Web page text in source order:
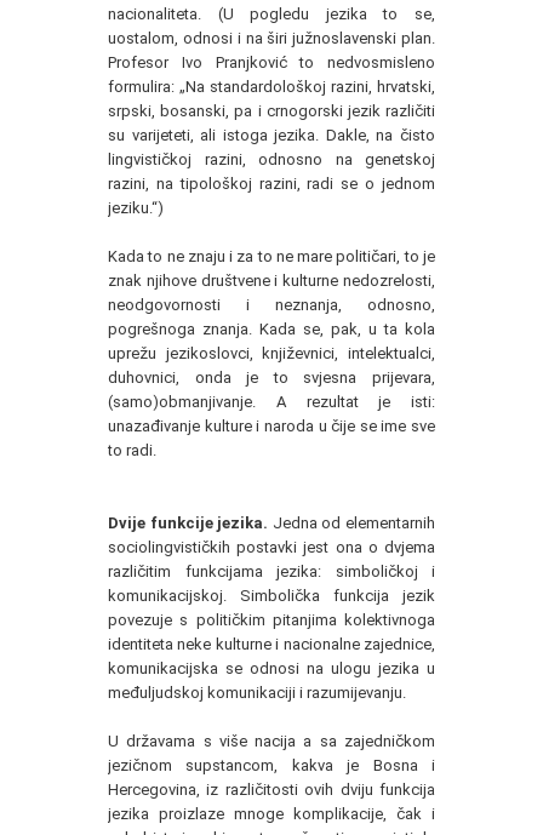
nacionaliteta. (U pogledu jezika to se,
uostalom, odnosi i na širi južnoslavenski plan.
Profesor Ivo Pranjković to nedvosmisleno
formulira: „Na standardološkoj razini, hrvatski,
srpski, bosanski, pa i crnogorski jezik različiti
su varijeteti, ali istoga jezika. Dakle, na čisto
lingvističkoj razini, odnosno na genetskoj
razini, na tipološkoj razini, radi se o jednom
jeziku.“)
Kada to ne znaju i za to ne mare političari, to je
znak njihove društvene i kulturne nedozrelosti,
neodgovornosti i neznanja, odnosno,
pogrešnoga znanja. Kada se, pak, u ta kola
uprežu jezikoslovci, književnici, intelektualci,
duhovnici, onda je to svjesna prijevara,
(samo)obmanjivanje. A rezultat je isti:
unazađivanje kulture i naroda u čije se ime sve
to radi.
Dvije funkcije jezika. Jedna od elementarnih
sociolingvističkih postavki jest ona o dvjema
različitim funkcijama jezika: simboličkoj i
komunikacijskoj. Simbolička funkcija jezik
povezuje s političkim pitanjima kolektivnoga
identiteta neke kulturne i nacionalne zajednice,
komunikacijska se odnosi na ulogu jezika u
međuljudskoj komunikaciji i razumijevanju.
U državama s više nacija a sa zajedničkom
jezičnom supstancom, kakva je Bosna i
Hercegovina, iz različitosti ovih dviju funkcija
jezika proizlaze mnoge komplikacije, čak i